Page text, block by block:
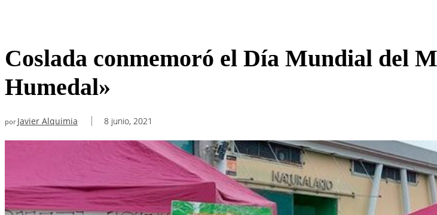
Coslada conmemoró el Día Mundial del
Humedal»
por Javier Alquimia 8 junio, 2021